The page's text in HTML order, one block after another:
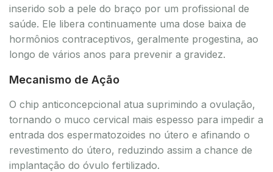
inserido sob a pele do braço por um profissional de
saúde. Ele libera continuamente uma dose baixa de
hormônios contraceptivos, geralmente progestina, ao
longo de vários anos para prevenir a gravidez.
Mecanismo de Ação
O chip anticoncepcional atua suprimindo a ovulação,
tornando o muco cervical mais espesso para impedir a
entrada dos espermatozoides no útero e afinando o
revestimento do útero, reduzindo assim a chance de
implantação do óvulo fertilizado.